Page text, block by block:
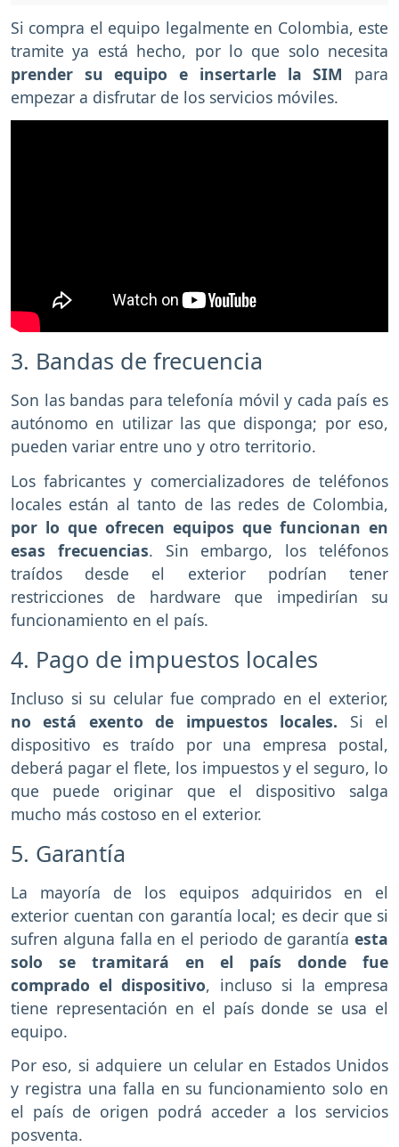
Si compra el equipo legalmente en Colombia, este
tramite ya está hecho, por lo que solo necesita
prender su equipo e insertarle la SIM para
empezar a disfrutar de los servicios móviles.
3. Bandas de frecuencia
Son las bandas para telefonía móvil y cada país es
autónomo en utilizar las que disponga; por eso,
pueden variar entre uno y otro territorio.
Los fabricantes y comercializadores de teléfonos
locales están al tanto de las redes de Colombia,
por lo que ofrecen equipos que funcionan en
esas frecuencias. Sin embargo, los teléfonos
traídos desde el exterior podrían tener
restricciones de hardware que impedirían su
funcionamiento en el país.
4. Pago de impuestos locales
Incluso si su celular fue comprado en el exterior,
no está exento de impuestos locales. Si el
dispositivo es traído por una empresa postal,
deberá pagar el flete, los impuestos y el seguro, lo
que puede originar que el dispositivo salga
mucho más costoso en el exterior.
5. Garantía
La mayoría de los equipos adquiridos en el
exterior cuentan con garantía local; es decir que si
sufren alguna falla en el periodo de garantía esta
solo se tramitará en el país donde fue
comprado el dispositivo, incluso si la empresa
tiene representación en el país donde se usa el
equipo.
Por eso, si adquiere un celular en Estados Unidos
y registra una falla en su funcionamiento solo en
el país de origen podrá acceder a los servicios
posventa.